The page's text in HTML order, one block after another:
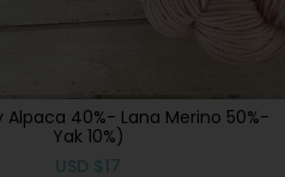
Alpaca 40%- Lana Merino 50%-
Yak 10%)
USD $17